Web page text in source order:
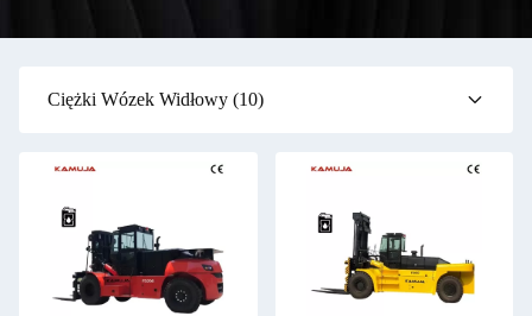
Ciężki Wózek Widłowy (10)